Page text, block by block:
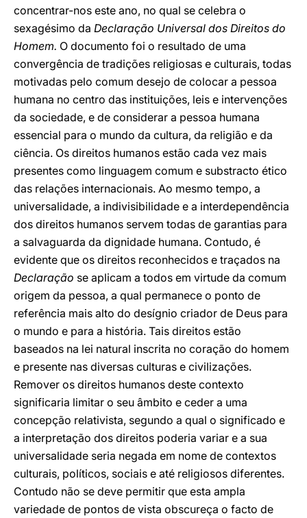
concentrar-nos este ano, no qual se celebra o
sexagésimo da Declaração Universal dos Direitos do
Homem. O documento foi o resultado de uma
convergência de tradições religiosas e culturais, todas
motivadas pelo comum desejo de colocar a pessoa
humana no centro das instituições, leis e intervenções
da sociedade, e de considerar a pessoa humana
essencial para o mundo da cultura, da religião e da
ciência. Os direitos humanos estão cada vez mais
presentes como linguagem comum e substracto ético
das relações internacionais. Ao mesmo tempo, a
universalidade, a indivisibilidade e a interdependência
dos direitos humanos servem todas de garantias para
a salvaguarda da dignidade humana. Contudo, é
evidente que os direitos reconhecidos e traçados na
Declaração se aplicam a todos em virtude da comum
origem da pessoa, a qual permanece o ponto de
referência mais alto do desígnio criador de Deus para
o mundo e para a história. Tais direitos estão
baseados na lei natural inscrita no coração do homem
e presente nas diversas culturas e civilizações.
Remover os direitos humanos deste contexto
significaria limitar o seu âmbito e ceder a uma
concepção relativista, segundo a qual o significado e
a interpretação dos direitos poderia variar e a sua
universalidade seria negada em nome de contextos
culturais, políticos, sociais e até religiosos diferentes.
Contudo não se deve permitir que esta ampla
variedade de pontos de vista obscureça o facto de